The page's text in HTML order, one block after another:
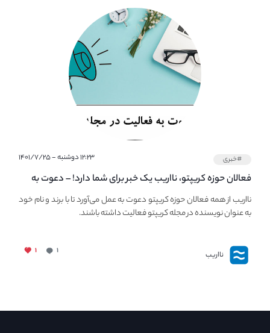
#خبری ۱۲:۲۳ دوشنبه - ۱۴۰۱/۷/۲۵
فعالان حوزه کریپتو، نااریب یک خبر برای شما دارد! – دعوت به
فعالیت در مجله کریپتو
نااریب از همه فعالان حوزه کریپتو دعوت به عمل می‌آورد تا با برند و نام خود
به عنوان نویسنده در مجله کریپتو فعالیت داشته باشند.
نااریب ۱ ۱